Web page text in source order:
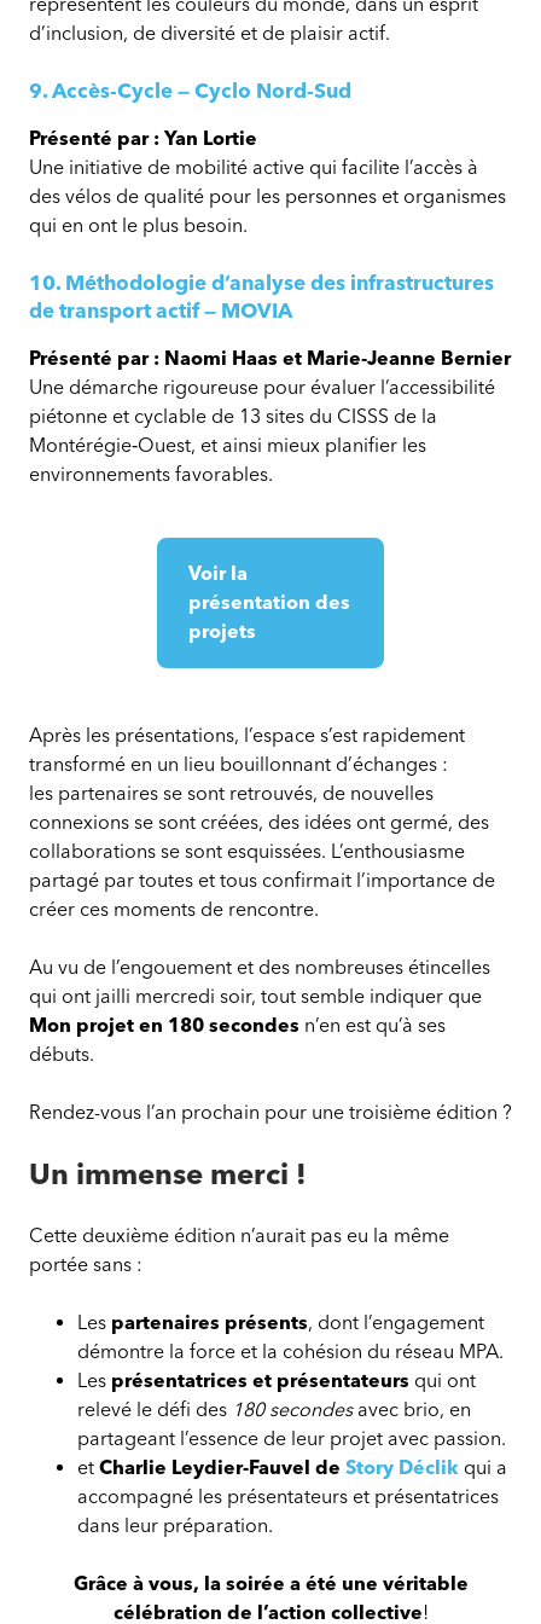
d’inclusion, de diversité et de plaisir actif.
9. Accès‑Cycle — Cyclo Nord‑Sud
Présenté par : Yan Lortie
Une initiative de mobilité active qui facilite l’accès à
des vélos de qualité pour les personnes et organismes
qui en ont le plus besoin.
10. Méthodologie d’analyse des infrastructures
de transport actif — MOVIA
Présenté par : Naomi Haas et Marie‑Jeanne Bernier
Une démarche rigoureuse pour évaluer l’accessibilité
piétonne et cyclable de 13 sites du CISSS de la
Montérégie‑Ouest, et ainsi mieux planifier les
environnements favorables.
Voir la
présentation des
projets
Après les présentations, l’espace s’est rapidement
transformé en un lieu bouillonnant d’échanges :
les partenaires se sont retrouvés, de nouvelles
connexions se sont créées, des idées ont germé, des
collaborations se sont esquissées. L’enthousiasme
partagé par toutes et tous confirmait l’importance de
créer ces moments de rencontre.
Au vu de l’engouement et des nombreuses étincelles
qui ont jailli mercredi soir, tout semble indiquer que
Mon projet en 180 secondes n’en est qu’à ses
débuts.
Rendez-vous l’an prochain pour une troisième édition ?
Un immense merci !
Cette deuxième édition n’aurait pas eu la même
portée sans :
Les partenaires présents, dont l’engagement
démontre la force et la cohésion du réseau MPA.
Les présentatrices et présentateurs qui ont
relevé le défi des 180 secondesavec brio, en
partageant l’essence de leur projet avec passion.
et Charlie Leydier-Fauvel de Story Déclik qui a
accompagné les présentateurs et présentatrices
dans leur préparation.
Grâce à vous, la soirée a été une véritable
célébration de l’action collective!